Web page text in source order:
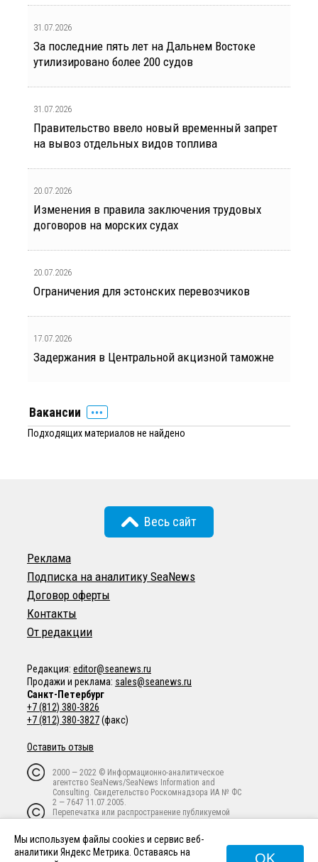
31.07.2026
За последние пять лет на Дальнем Востоке
утилизировано более 200 судов
31.07.2026
Правительство ввело новый временный запрет
на вывоз отдельных видов топлива
20.07.2026
Изменения в правила заключения трудовых
договоров на морских судах
20.07.2026
Ограничения для эстонских перевозчиков
17.07.2026
Задержания в Центральной акцизной таможне
Вакансии
Подходящих материалов не найдено
Весь сайт
Реклама
Подписка на аналитику SeaNews
Договор оферты
Контакты
От редакции
Редакция: editor@seanews.ru
Продажи и реклама: sales@seanews.ru
Санкт-Петербург
+7 (812) 380-3826
+7 (812) 380-3827(факс)
Оставить отзыв
Мы используем файлы cookies и сервис веб-
аналитики Яндекс Метрика. Оставаясь на
OK
2000 — 2022 © Информационно-аналитическое
агентство SeaNews/SeaNews Information and
Consulting. Свидетельство Роскомнадзора ИА № ФС
2 — 7647 11.07.2005.
Перепечатка или распространение публикуемой
информации в любой форме любым способом
согласия владельца авторских прав.